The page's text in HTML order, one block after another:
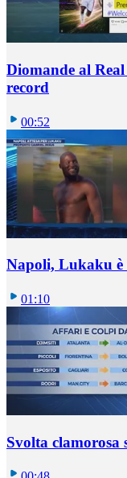
Diomande al
record
00:52
Napoli, Lukaku è
01:10
Svolta clamorosa